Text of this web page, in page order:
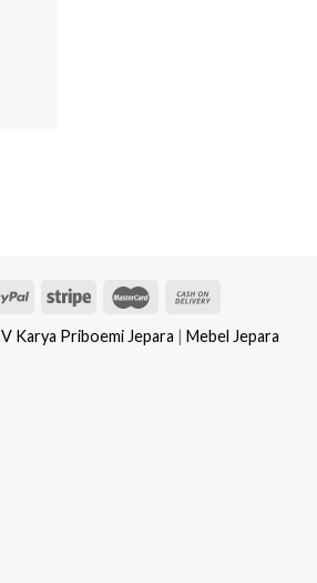
Karya Priboemi Jepara | Mebel Jepara